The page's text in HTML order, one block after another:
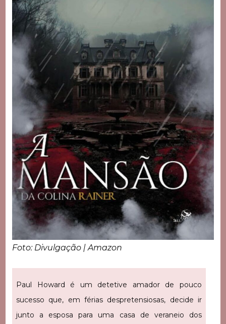
Foto: Divulgação | Amazon
Paul Howard é um detetive amador de pouco
sucesso que, em férias despretensiosas, decide ir
junto a esposa para uma casa de veraneio dos